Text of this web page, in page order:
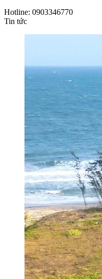
Hotline: 0903346770
Tin tức